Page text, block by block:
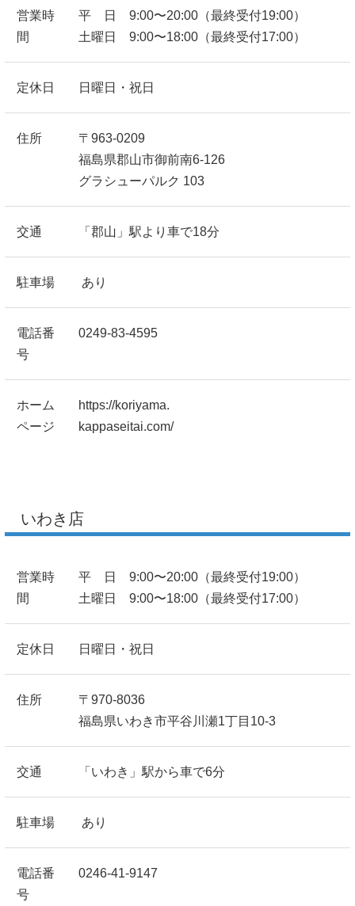
営業時
間
平 日 9:00〜20:00（最終受付19:00）
土曜日 9:00〜18:00（最終受付17:00）
定休日 日曜日・祝日
住所
〒963-0209
福島県郡山市御前南6-126
グラシューパルク 103
交通 「郡山」駅より車で18分
駐車場 あり
電話番
号
0249-83-4595
ホーム
ページ
https://koriyama.
kappaseitai.com/
いわき店
営業時
間
平 日 9:00〜20:00（最終受付19:00）
土曜日 9:00〜18:00（最終受付17:00）
定休日 日曜日・祝日
住所
〒970-8036
福島県いわき市平谷川瀬1丁目10-3
交通 「いわき」駅から車で6分
駐車場 あり
電話番
号
0246-41-9147